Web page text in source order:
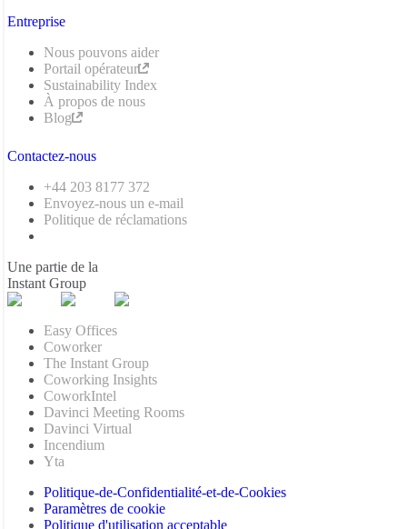
Entreprise
Nous pouvons aider
Portail opérateur
Sustainability Index
À propos de nous
Blog
Contactez-nous
+44 203 8177 372
Envoyez-nous un e-mail
Politique de réclamations
Une partie de la
Instant Group
Easy Offices
Coworker
The Instant Group
Coworking Insights
CoworkIntel
Davinci Meeting Rooms
Davinci Virtual
Incendium
Yta
Politique-de-Confidentialité-et-de-Cookies
Paramètres de cookie
Politique d'utilisation acceptable